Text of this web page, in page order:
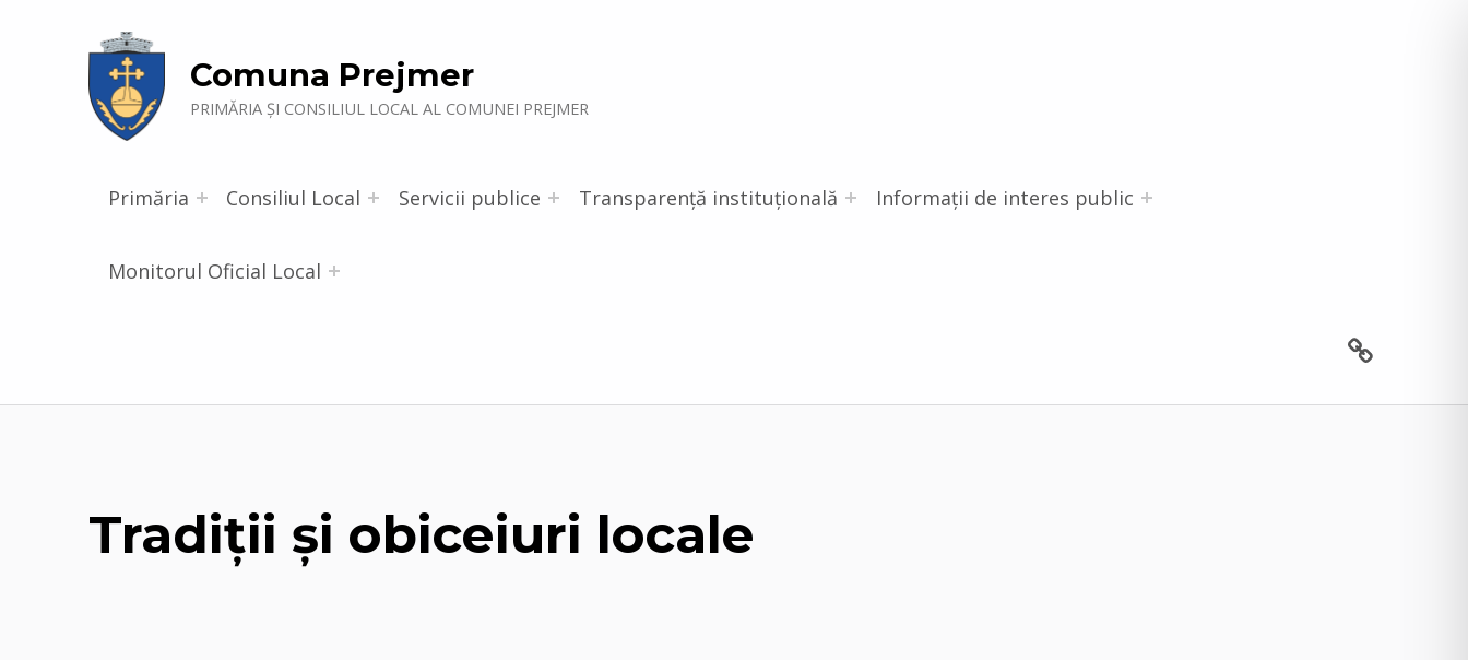
Comuna Prejmer
PRIMĂRIA ȘI CONSILIUL LOCAL AL COMUNEI PREJMER
Primăria Consiliul Local Servicii publice Transparență instituțională Informații de interes public
Monitorul Oficial Local
Tradiţii şi obiceiuri locale